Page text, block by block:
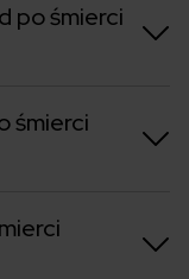
po śmierci
śmierci